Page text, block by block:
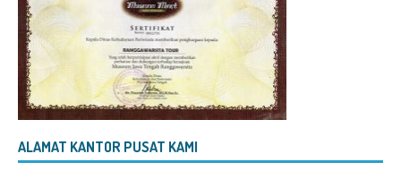
ALAMAT KANTOR PUSAT KAMI